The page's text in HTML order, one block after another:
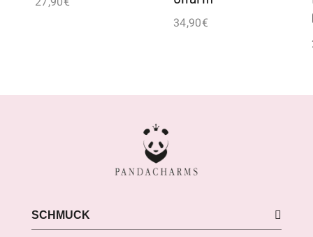
34,90€
SCHMUCK